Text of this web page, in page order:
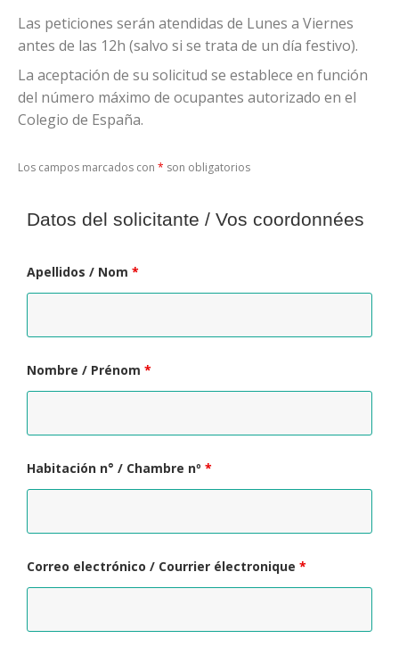
Las peticiones serán atendidas de Lunes a Viernes
antes de las 12h (salvo si se trata de un día festivo).
La aceptación de su solicitud se establece en función
del número máximo de ocupantes autorizado en el
Colegio de España.
Los campos marcados con * son obligatorios
Datos del solicitante / Vos coordonnées
Apellidos / Nom *
Nombre / Prénom *
Habitación n° / Chambre nº *
Correo electrónico / Courrier électronique *